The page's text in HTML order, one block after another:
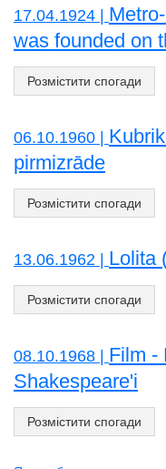
17.04.1924 |
was founded on
Розмістити спогади
06.10.1960 |
pirmizrāde
Розмістити спогади
13.06.1962 | Lolita
Розмістити спогади
08.10.1968 | Film -
Shakespeare'i
Розмістити спогади